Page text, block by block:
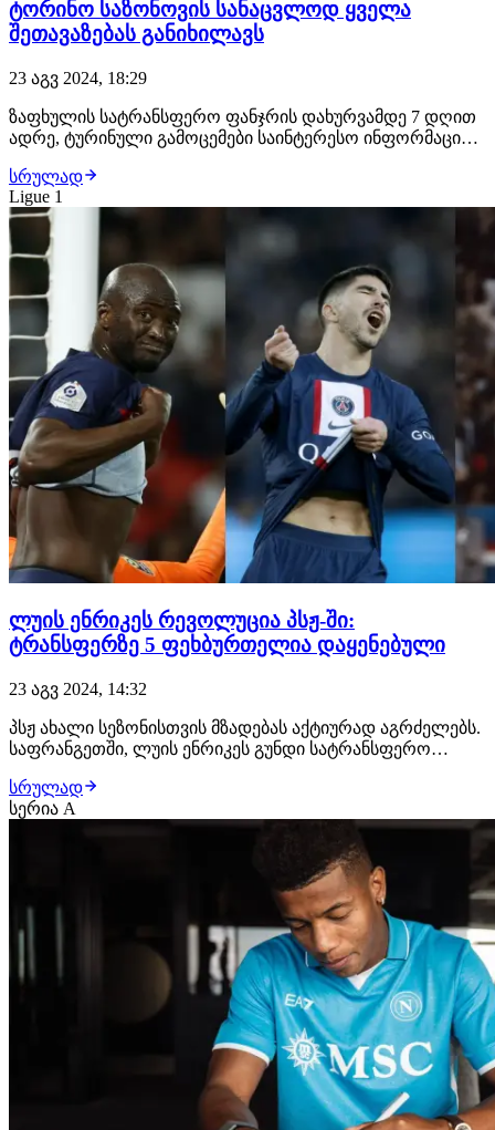
ტორინო საზონოვის სანაცვლოდ ყველა
შეთავაზებას განიხილავს
23 აგვ 2024, 18:29
ზაფხულის სატრანსფერო ფანჯრის დახურვამდე 7 დღით
ადრე, ტურინული გამოცემები საინტერესო ინფორმაციას
სანაცვლოდ ყველა შეთავაზება განიხილოს, მათ შორის
პირდაპირ გაყიდვაც! საკმაოდ მძიმე პირველი სეზონის
შემდეგ, როგორც ჩანს, ქართველი მცველის პრობლემ…
სრულად
Ligue 1
ლუის ენრიკეს რევოლუცია პსჟ-ში:
ტრანსფერზე 5 ფეხბურთელია დაყენებული
23 აგვ 2024, 14:32
პსჟ ახალი სეზონისთვის მზადებას აქტიურად აგრძელებს.
საფრანგეთში, ლუის ენრიკეს გუნდი სატრანსფერო
ტრანსფერის განხორციელება, თუმცა გუნდი ამაზე
გაჩერებას არ აპირებს. უფროსობა დეზირე დუეს შემდეგ,
კიდევ გეგმავს რამდენიმე ტრანსფერის დახურვას.…
სრულად
სერია A